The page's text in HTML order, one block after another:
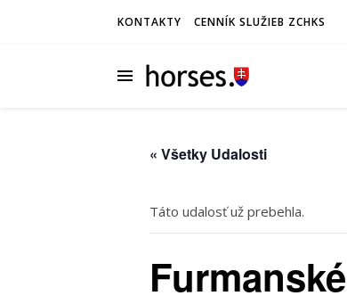
KONTAKTY CENNÍK SLUŽIEB ZCHKS
« Všetky Udalosti
Táto udalosť už prebehla.